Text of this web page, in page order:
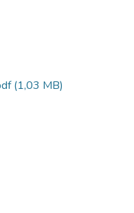
(1,03 MB)